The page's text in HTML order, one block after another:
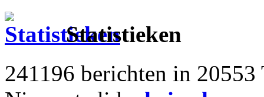
Statistieken
241196 berichten in